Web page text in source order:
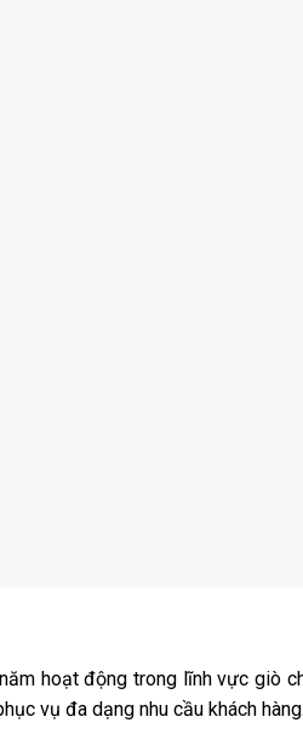
hoạt động trong lĩnh vực giò
vụ đa dạng nhu cầu khách hàng.